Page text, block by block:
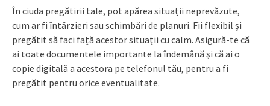
În ciuda pregătirii tale, pot apărea situații neprevăzute,
cum ar fi întârzieri sau schimbări de planuri. Fii flexibil și
pregătit să faci față acestor situații cu calm. Asigură-te că
ai toate documentele importante la îndemână și că ai o
copie digitală a acestora pe telefonul tău, pentru a fi
pregătit pentru orice eventualitate.